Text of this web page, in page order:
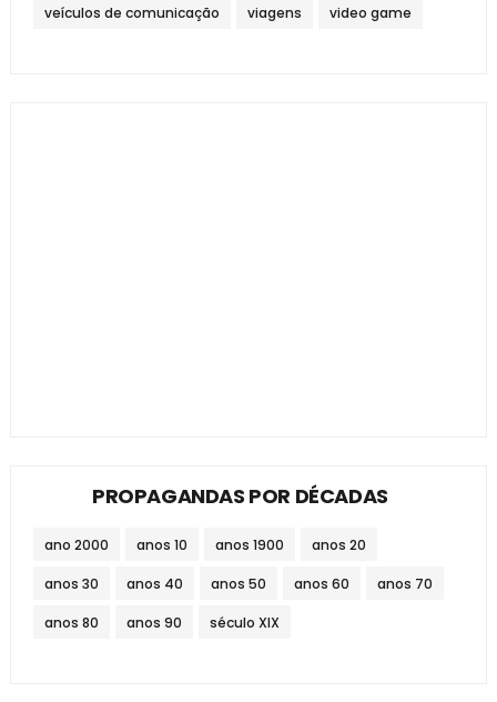
veículos de comunicação viagens video game
PROPAGANDAS POR DÉCADAS
ano 2000 anos 10 anos 1900 anos 20
anos 30 anos 40 anos 50 anos 60 anos 70
anos 80 anos 90 século XIX